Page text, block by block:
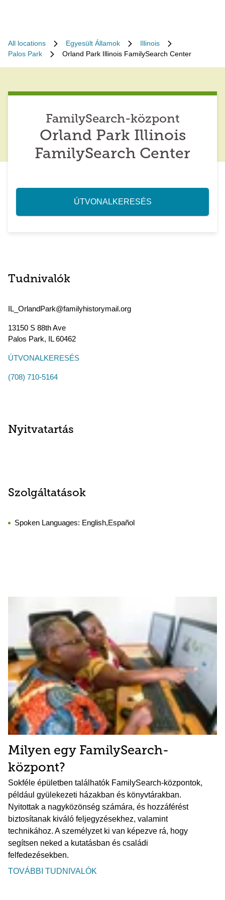
All locations Egyesült Államok
Illinois
Palos Park
Orland Park Illinois FamilySearch Center
FamilySearch-központ
Orland Park Illinois
FamilySearch Center
ÚTVONALKERESÉS
Tudnivalók
IL_OrlandPark@familyhistorymail.org
13150 S 88th Ave
Palos Park, IL60462
ÚTVONALKERESÉS
(708) 710-5164
Nyitvatartás
Szolgáltatások
Spoken Languages: English,Español
Milyen egy FamilySearch-
központ?
Sokféle épületben találhatók FamilySearch-központok,
például gyülekezeti házakban és könyvtárakban.
Nyitottak a nagyközönség számára, és hozzáférést
biztosítanak kiváló feljegyzésekhez, valamint
technikához. A személyzet ki van képezve rá, hogy
segítsen neked a kutatásban és családi
felfedezésekben.
TOVÁBBI TUDNIVALÓK